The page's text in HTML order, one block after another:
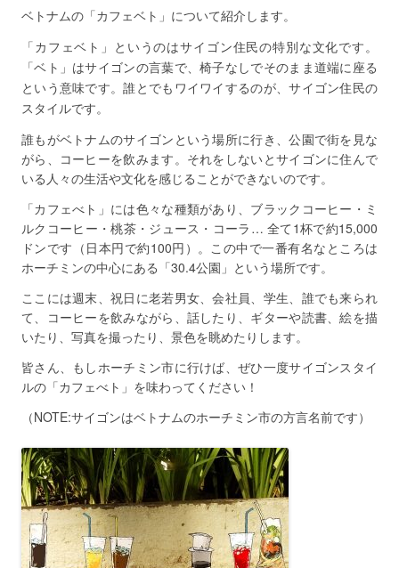
ベトナムの 「カフェベト」について紹介します。
「カフェベト」というのはサイゴン住民の特別な文化です。
「ベト」はサイゴンの言葉で、椅子なしでそのまま道端に座る
という意味です。誰とでもワイワイするのが、サイゴン住民の
スタイルです。
誰もがベトナムのサイゴンという場所に行き、公園で街を見な
がら、コーヒーを飲みます。それをしないとサイゴンに住んで
いる人々の生活や文化を感じることができないのです。
「カフェべト」には色々な種類があり、ブラックコーヒー・ミ
ルクコーヒー・桃茶・ジュース・コーラ… 全て1杯で約15,000
ドンです（日本円で約100円）。この中で一番有名なところは
ホーチミンの中心にある「30.4公園」という場所です。
ここには週末、祝日に老若男女、会社員、学生、誰でも来られ
て、コーヒーを飲みながら、話したり、ギターや読書、絵を描
いたり、写真を撮ったり、景色を眺めたりします。
皆さん、もしホーチミン市に行けば、ぜひ一度サイゴンスタイ
ルの「カフェべト」を味わってください！
（NOTE:サイゴンはベトナムのホーチミン市の方言名前です）